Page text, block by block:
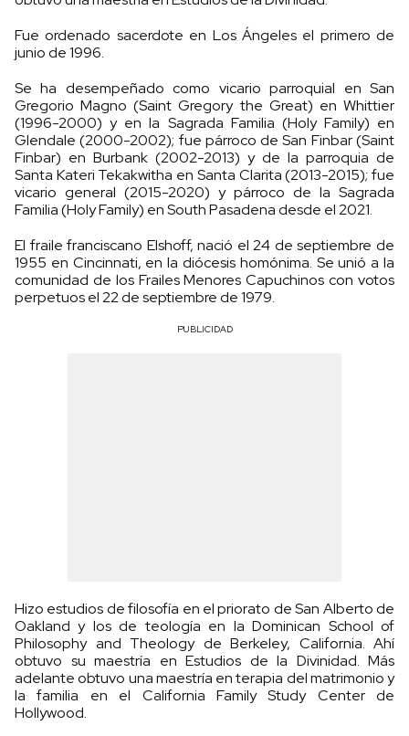
Fue ordenado sacerdote en Los Ángeles el primero de
junio de 1996.
Se ha desempeñado como vicario parroquial en San
Gregorio Magno (Saint Gregory the Great) en Whittier
(1996-2000) y en la Sagrada Familia (Holy Family) en
Glendale (2000-2002); fue párroco de San Finbar (Saint
Finbar) en Burbank (2002-2013) y de la parroquia de
Santa Kateri Tekakwitha en Santa Clarita (2013-2015); fue
vicario general (2015-2020) y párroco de la Sagrada
Familia (Holy Family) en South Pasadena desde el 2021.
El fraile franciscano Elshoff, nació el 24 de septiembre de
1955 en Cincinnati, en la diócesis homónima. Se unió a la
comunidad de los Frailes Menores Capuchinos con votos
perpetuos el 22 de septiembre de 1979.
PUBLICIDAD
Hizo estudios de filosofía en el priorato de San Alberto de
Oakland y los de teología en la Dominican School of
Philosophy and Theology de Berkeley, California. Ahí
obtuvo su maestría en Estudios de la Divinidad. Más
adelante obtuvo una maestría en terapia del matrimonio y
la familia en el California Family Study Center de
Hollywood.